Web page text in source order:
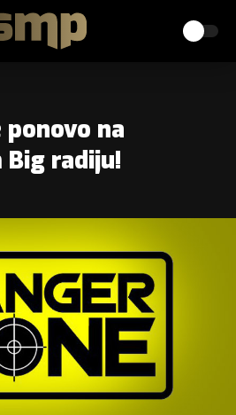
ponovo na
radiju!